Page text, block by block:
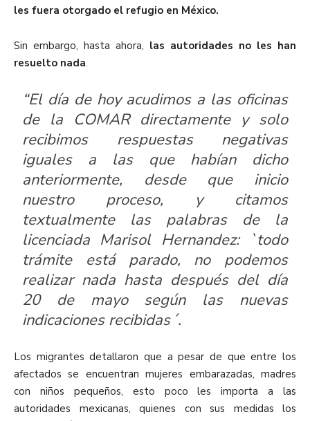
les fuera otorgado el refugio en México.
Sin embargo, hasta ahora, las autoridades no les han
resuelto nada.
“El día de hoy acudimos a las oficinas
de la COMAR directamente y solo
recibimos respuestas negativas
iguales a las que habían dicho
anteriormente, desde que inicio
nuestro proceso, y citamos
textualmente las palabras de la
licenciada Marisol Hernandez: `todo
trámite está parado, no podemos
realizar nada hasta después del día
20 de mayo según las nuevas
indicaciones recibidas´.
Los migrantes detallaron que a pesar de que entre los
afectados se encuentran mujeres embarazadas, madres
con niños pequeños, esto poco les importa a las
autoridades mexicanas, quienes con sus medidas los